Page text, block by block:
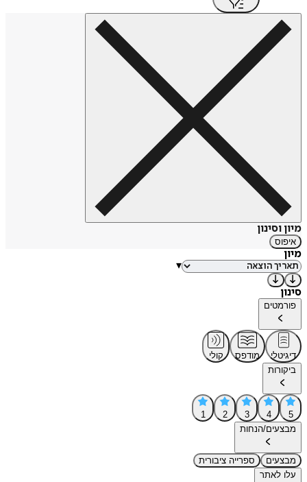
מיון וסינון
איפוס
מיון
▾
סינון
פורמטים
דיגיטלי מודפס
קולי
ביקורות
5
4
3
2
1
מבצעים/הנחות
מבצעים
ספרייה ציבורית
עלו לאתר